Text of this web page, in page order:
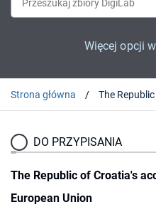
Więcej opcji
Strona główna
DO PRZYPISANIA
The Republic of Croatia's
European Union